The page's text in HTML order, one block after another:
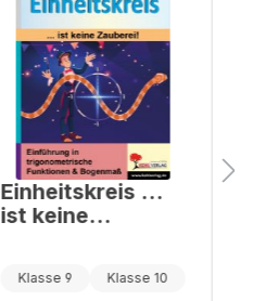
Einheitskreis ...
ist keine
Klasse 9 Klasse 10